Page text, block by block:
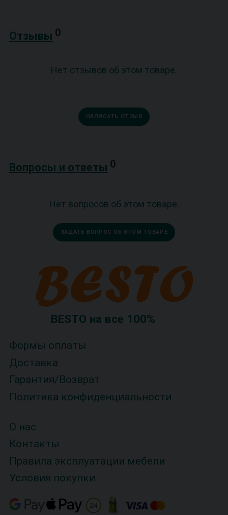
Отзывы 0
Нет отзывов об этом товаре.
НАПИСАТЬ ОТЗЫВ
Вопросы и ответы 0
Нет вопросов об этом товаре.
ЗАДАТЬ ВОПРОС ОБ ЭТОМ ТОВАРЕ
BESTO на все 100%
Формы оплаты
Доставка
Гарантия/Возврат
Политика конфиденциальности
О нас
Контакты
Правила эксплуатации мебели
Условия покупки